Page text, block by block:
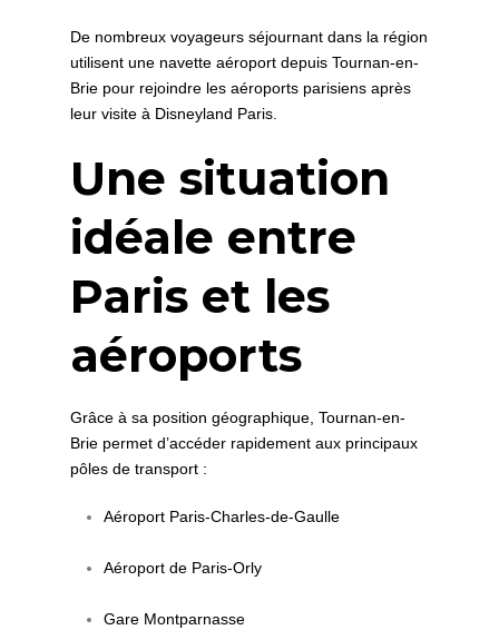
De nombreux voyageurs séjournant dans la région
utilisent une navette aéroport depuis Tournan-en-
Brie pour rejoindre les aéroports parisiens après
leur visite à Disneyland Paris.
Une situation
idéale entre
Paris et les
aéroports
Grâce à sa position géographique, Tournan-en-
Brie permet d’accéder rapidement aux principaux
pôles de transport :
Aéroport Paris-Charles-de-Gaulle
Aéroport de Paris-Orly
Gare Montparnasse